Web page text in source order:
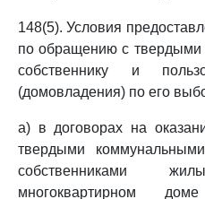
148(5). Условия
по обращению с
собственнику и
(домовладения) по его
а) в договорах на
твердыми
собственниками
многоквартирном